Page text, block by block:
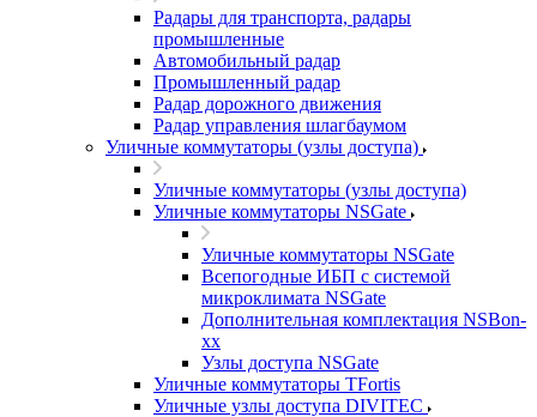
Радары для транспорта, радары
промышленные
Автомобильный радар
Промышленный радар
Радар дорожного движения
Радар управления шлагбаумом
Уличные коммутаторы (узлы доступа)
Уличные коммутаторы (узлы доступа)
Уличные коммутаторы NSGate
Уличные коммутаторы NSGate
Всепогодные ИБП с системой
микроклимата NSGate
Дополнительная комплектация NSBon-
xx
Узлы доступа NSGate
Уличные коммутаторы TFortis
Уличные узлы доступа DIVITEC